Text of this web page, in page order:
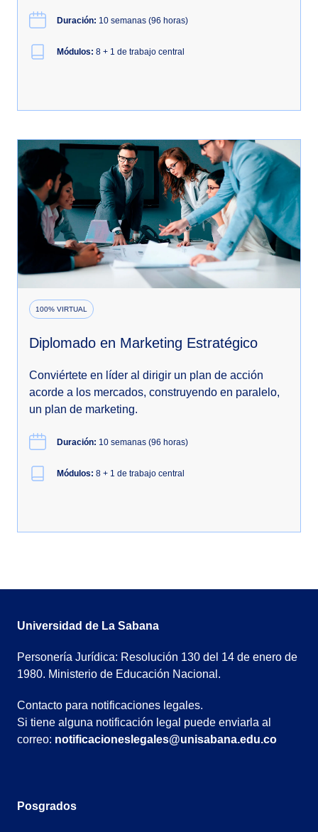
Duración: 10 semanas (96 horas)
Módulos: 8 + 1 de trabajo central
100% VIRTUAL
Diplomado en Marketing Estratégico
Conviértete en líder al dirigir un plan de acción
acorde a los mercados, construyendo en paralelo,
un plan de marketing.
Duración: 10 semanas (96 horas)
Módulos: 8 + 1 de trabajo central
Universidad de La Sabana
Personería Jurídica: Resolución 130 del 14 de enero de
1980. Ministerio de Educación Nacional.
Contacto para notificaciones legales.
Si tiene alguna notificación legal puede enviarla al
correo: notificacioneslegales@unisabana.edu.co
Posgrados